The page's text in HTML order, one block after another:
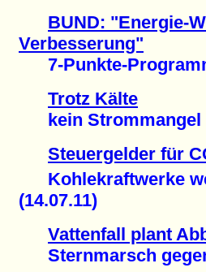
BUND: "Energie-
Verbesserung"
7-Punkte-
Trotz Kälte
kein Strommangel
Steuergelder für
Kohlekraftwerke
(14.07.11)
Vattenfall plant
Sternmarsch gegen